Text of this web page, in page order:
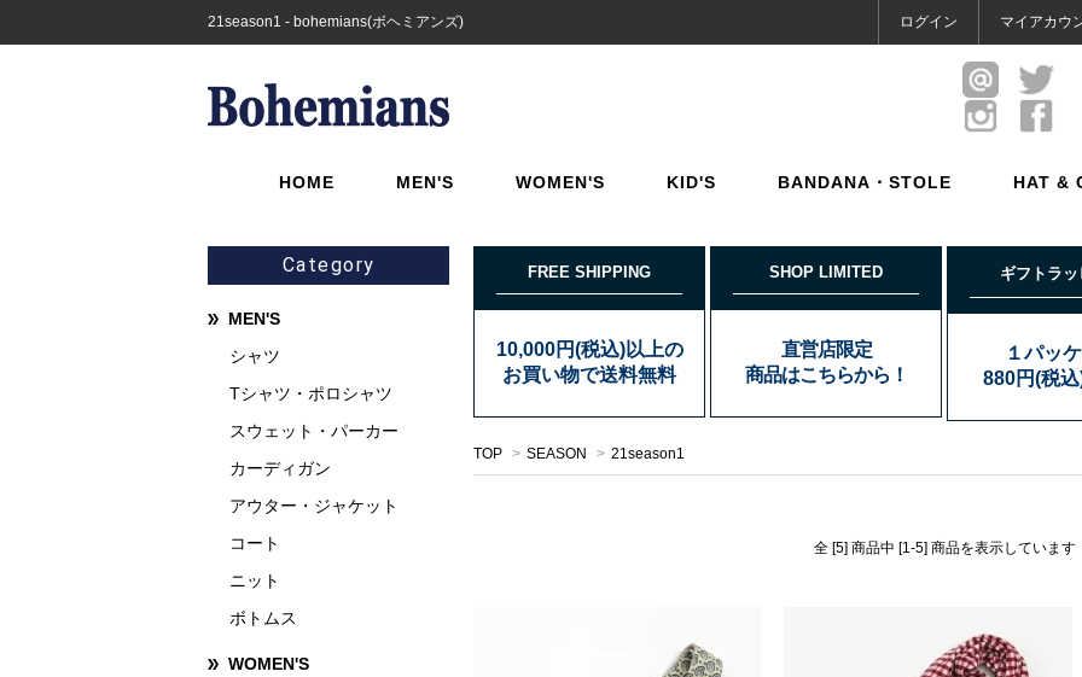
21season1 - bohemians(ボヘミアンズ) ログイン マイアカウ
HOME MEN'S WOMEN'S KID'S BANDANA・STOLE HAT &
FREE SHIPPING
10,000円(税込)以上の
お買い物で送料無料
SHOP LIMITED
直営店限定
商品はこちらから！
ギフトラ
１パッ
880円(税込
TOP > SEASON > 21season1
全 [5] 商品中 [1-5] 商品を表示しています
Category
MEN'S
シャツ
Tシャツ・ポロシャツ
スウェット・パーカー
カーディガン
アウター・ジャケット
コート
ニット
ボトムス
WOMEN'S